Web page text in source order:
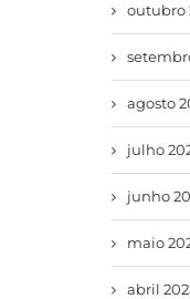
outubro
agosto
julho
junho
maio
abril